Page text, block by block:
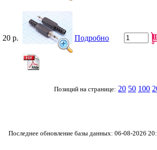
20 р. Подробно
Позиций на странице: 20 50 100
Последнее обновление базы данных: 06-08-2026